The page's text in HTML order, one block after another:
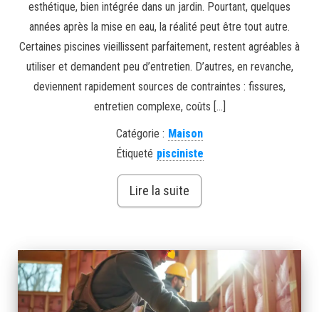
esthétique, bien intégrée dans un jardin. Pourtant, quelques
années après la mise en eau, la réalité peut être tout autre.
Certaines piscines vieillissent parfaitement, restent agréables à
utiliser et demandent peu d’entretien. D’autres, en revanche,
deviennent rapidement sources de contraintes : fissures,
entretien complexe, coûts […]
Catégorie : Maison
Étiqueté pisciniste
Lire la suite